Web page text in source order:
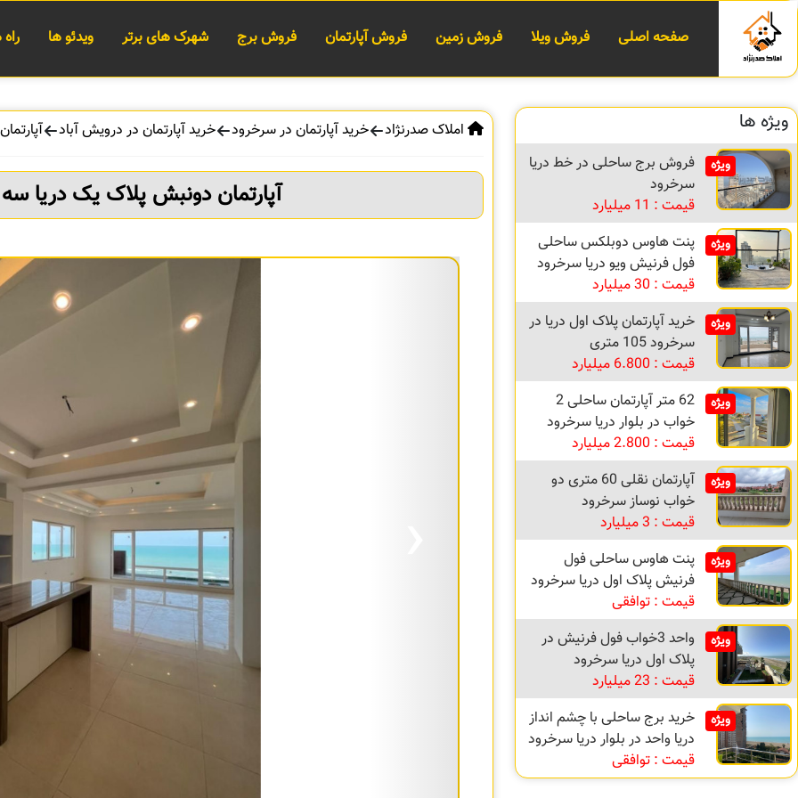
صفحه اصلی فروش ویلا فروش زمین فروش آپارتمان فروش برج شهرک های برتر ویدئو ها
املاک صدرنژاد خرید آپارتمان در سرخرود خرید آپارتمان در درویش آباد
آپارتمان دونبش پلاک یک دریا
ویژه ها
ویژه
فروش برج ساحلی در خط دریا
سرخرود
قیمت : 11 میلیارد
ویژه
پنت هاوس دوبلکس ساحلی
فول فرنیش ویو دریا سرخرود
قیمت : 30 میلیارد
ویژه
خرید آپارتمان پلاک اول دریا در
سرخرود 105 متری
قیمت : 6.800 میلیارد
ویژه
62 متر آپارتمان ساحلی 2
خواب در بلوار دریا سرخرود
قیمت : 2.800 میلیارد
ویژه
آپارتمان نقلی 60 متری دو
خواب نوساز سرخرود
قیمت : 3 میلیارد
ویژه
پنت هاوس ساحلی فول
فرنیش پلاک اول دریا سرخرود
قیمت : توافقی
ویژه
واحد 3خواب فول فرنیش در
پلاک اول دریا سرخرود
قیمت : 23 میلیارد
ویژه
خرید برج ساحلی با چشم انداز
دریا واحد در بلوار دریا سرخرود
قیمت : توافقی